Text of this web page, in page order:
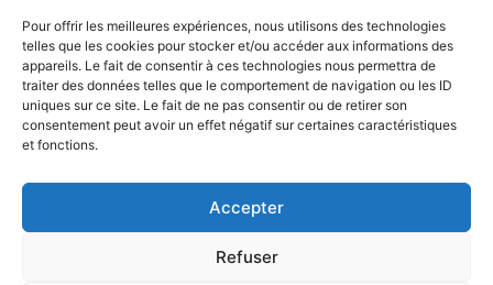
Pour offrir les meilleures expériences, nous utilisons des technologies
telles que les cookies pour stocker et/ou accéder aux informations des
appareils. Le fait de consentir à ces technologies nous permettra de
traiter des données telles que le comportement de navigation ou les ID
uniques sur ce site. Le fait de ne pas consentir ou de retirer son
consentement peut avoir un effet négatif sur certaines caractéristiques
et fonctions.
Accepter
Refuser
06 80 40 65 21
127 avenue du périgord, 33370 Yvrac
06 80 40 65 21